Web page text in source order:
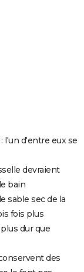
l'un d'entre eux se
devraient
bain
sable sec de la
fois plus
dur que
des